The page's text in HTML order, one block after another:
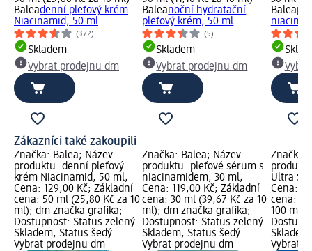
Baleadenní pleťový krém
Niacinamid, 50 ml
(372)
Skladem
Vybrat prodejnu dm
Baleanoční hydratační
pleťový krém, 50 ml
(5)
Skladem
Vybrat prodejnu dm
Balea
Zákazníci také zakoupili
Značka: Balea; Název
produktu: denní pleťový
krém Niacinamid, 50 ml;
Cena: 129,00 Kč; Základní
cena: 50 ml (25,80 Kč za 10
ml); dm značka grafika;
Dostupnost: Status zelený
Skladem, Status šedý
Vybrat prodejnu dm
Značka: Balea; Název
produktu: pleťové sérum s
niacinamidem, 30 ml;
Cena: 119,00 Kč; Základní
cena: 30 ml (39,67 Kč za 10
ml); dm značka grafika;
Dostupnost: Status zelený
Skladem, Status šedý
Vybrat prodejnu dm
Značka:
Ultra
Cena:
cena:
100 ml);
Vybrat